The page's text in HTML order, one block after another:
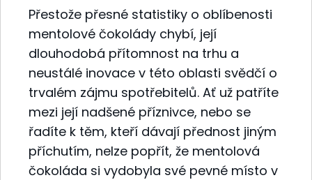
Přestože přesné statistiky o oblíbenosti
mentolové čokolády chybí, její
dlouhodobá přítomnost na trhu a
neustálé inovace v této oblasti svědčí o
trvalém zájmu spotřebitelů. Ať už patříte
mezi její nadšené příznivce, nebo se
řadíte k těm, kteří dávají přednost jiným
příchutím, nelze popřít, že mentolová
čokoláda si vydobyla své pevné místo v